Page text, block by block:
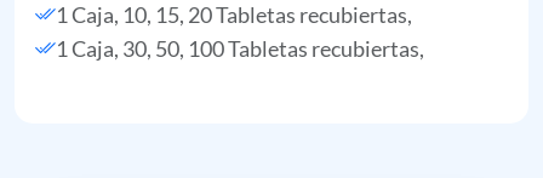
1 Caja, 10, 15, 20 Tabletas recubiertas,
1 Caja, 30, 50, 100 Tabletas recubiertas,